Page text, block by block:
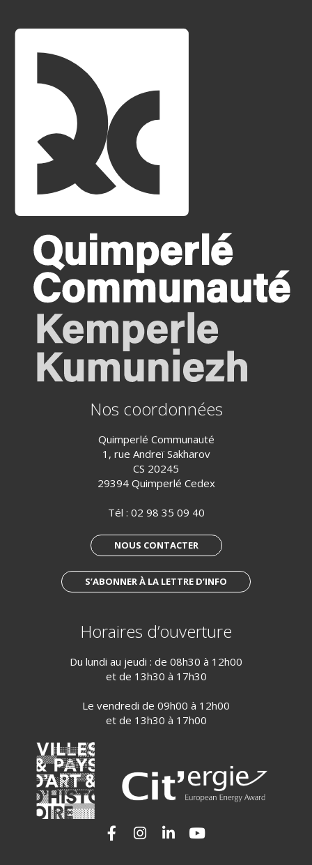
Nos coordonnées
Quimperlé Communauté
1, rue Andreï Sakharov
CS 20245
29394 Quimperlé Cedex
Tél : 02 98 35 09 40
NOUS CONTACTER
S’ABONNER À LA LETTRE D’INFO
Horaires d’ouverture
Du lundi au jeudi : de 08h30 à 12h00
et de 13h30 à 17h30
Le vendredi de 09h00 à 12h00
et de 13h30 à 17h00
Lien vers le compte Facebook
Lien vers le compte Instagram
Lien vers le compte